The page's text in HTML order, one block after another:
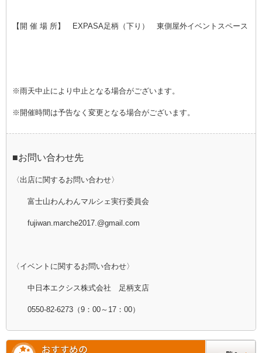
【開 催 場 所】 EXPASA足柄（下り） 東側屋外イベントスペース
※雨天中止により中止となる場合がございます。
※開催時間は予告なく変更となる場合がございます。
■お問い合わせ先
〈出店に関するお問い合わせ〉
富士山わんわんマルシェ実行委員会
fujiwan.marche2017.@gmail.com
〈イベントに関するお問い合わせ〉
中日本エクシス株式会社 足柄支店
0550-82-6273（9：00～17：00）